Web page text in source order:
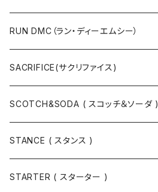
ニットキャップ / ビーニー
ベルト / サスペンダー
キャップ
シューズ
ニット
スウェット
Tシャツ / カットソー
半袖
手袋
RUN DMC（ラン・ディーエムシー）
SACRIFICE(サクリファイス)
SCOTCH&SODA ( スコッチ＆ソーダ )
トップス
ボトムス
STANCE ( スタンス )
STARTER ( スターター )